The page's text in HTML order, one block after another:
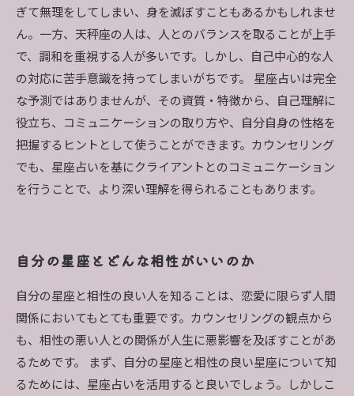
ぎて無理をしてしまい、身を滅ぼすこともあるかもしれませ
ん。一方、天秤座の人は、人とのバランスを取ることが上手
で、調和を重視する人が多いです。しかし、自己中心的な人
の対応に苦手意識を持ってしまいがちです。 星座占いは完全
な予測ではありませんが、その資質・特徴から、自己理解に
役立ち、コミュニケーションの取り方や、自分自身の性格を
把握するヒントとして使うことができます。カウンセリング
でも、星座占いを基にクライアントとのコミュニケーション
を行うことで、より深い理解を得られることもあります。
自分の星座とどんな相性がいいのか
自分の星座と相性の良い人を知ることは、恋愛に限らず人間
関係においてもとても重要です。カウンセリングの観点から
も、相性の悪い人との関係が人生に悪影響を及ぼすことがあ
るためです。 まず、自分の星座と相性の良い星座について知
るためには、星座占いを活用すると良いでしょう。しかしこ